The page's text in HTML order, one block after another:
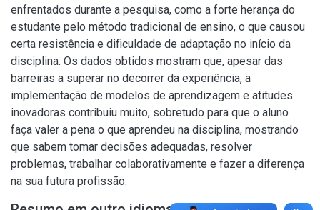
enfrentados durante a pesquisa, como a forte herança do
estudante pelo método tradicional de ensino, o que causou
certa resistência e dificuldade de adaptação no início da
disciplina. Os dados obtidos mostram que, apesar das
barreiras a superar no decorrer da experiência, a
implementação de modelos de aprendizagem e atitudes
inovadoras contribuiu muito, sobretudo para que o aluno
faça valer a pena o que aprendeu na disciplina, mostrando
que sabem tomar decisões adequadas, resolver
problemas, trabalhar colaborativamente e fazer a diferença
na sua futura profissão.